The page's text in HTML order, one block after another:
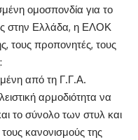
ομοσπονδία για το
στην Ελλάδα, η ΕΛΟΚ
τους προπονητές, τους
από τη Γ.Γ.Α.
αρμοδιότητα να
το σύνολο των στυλ και
κανονισμούς της